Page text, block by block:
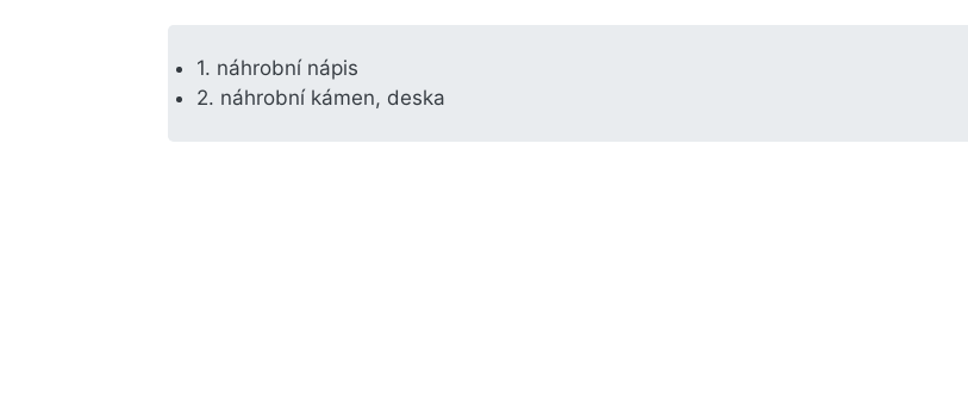
1. náhrobní nápis
2. náhrobní kámen, deska